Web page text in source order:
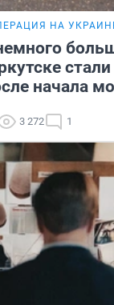
НА
стали
начала
3 272 1